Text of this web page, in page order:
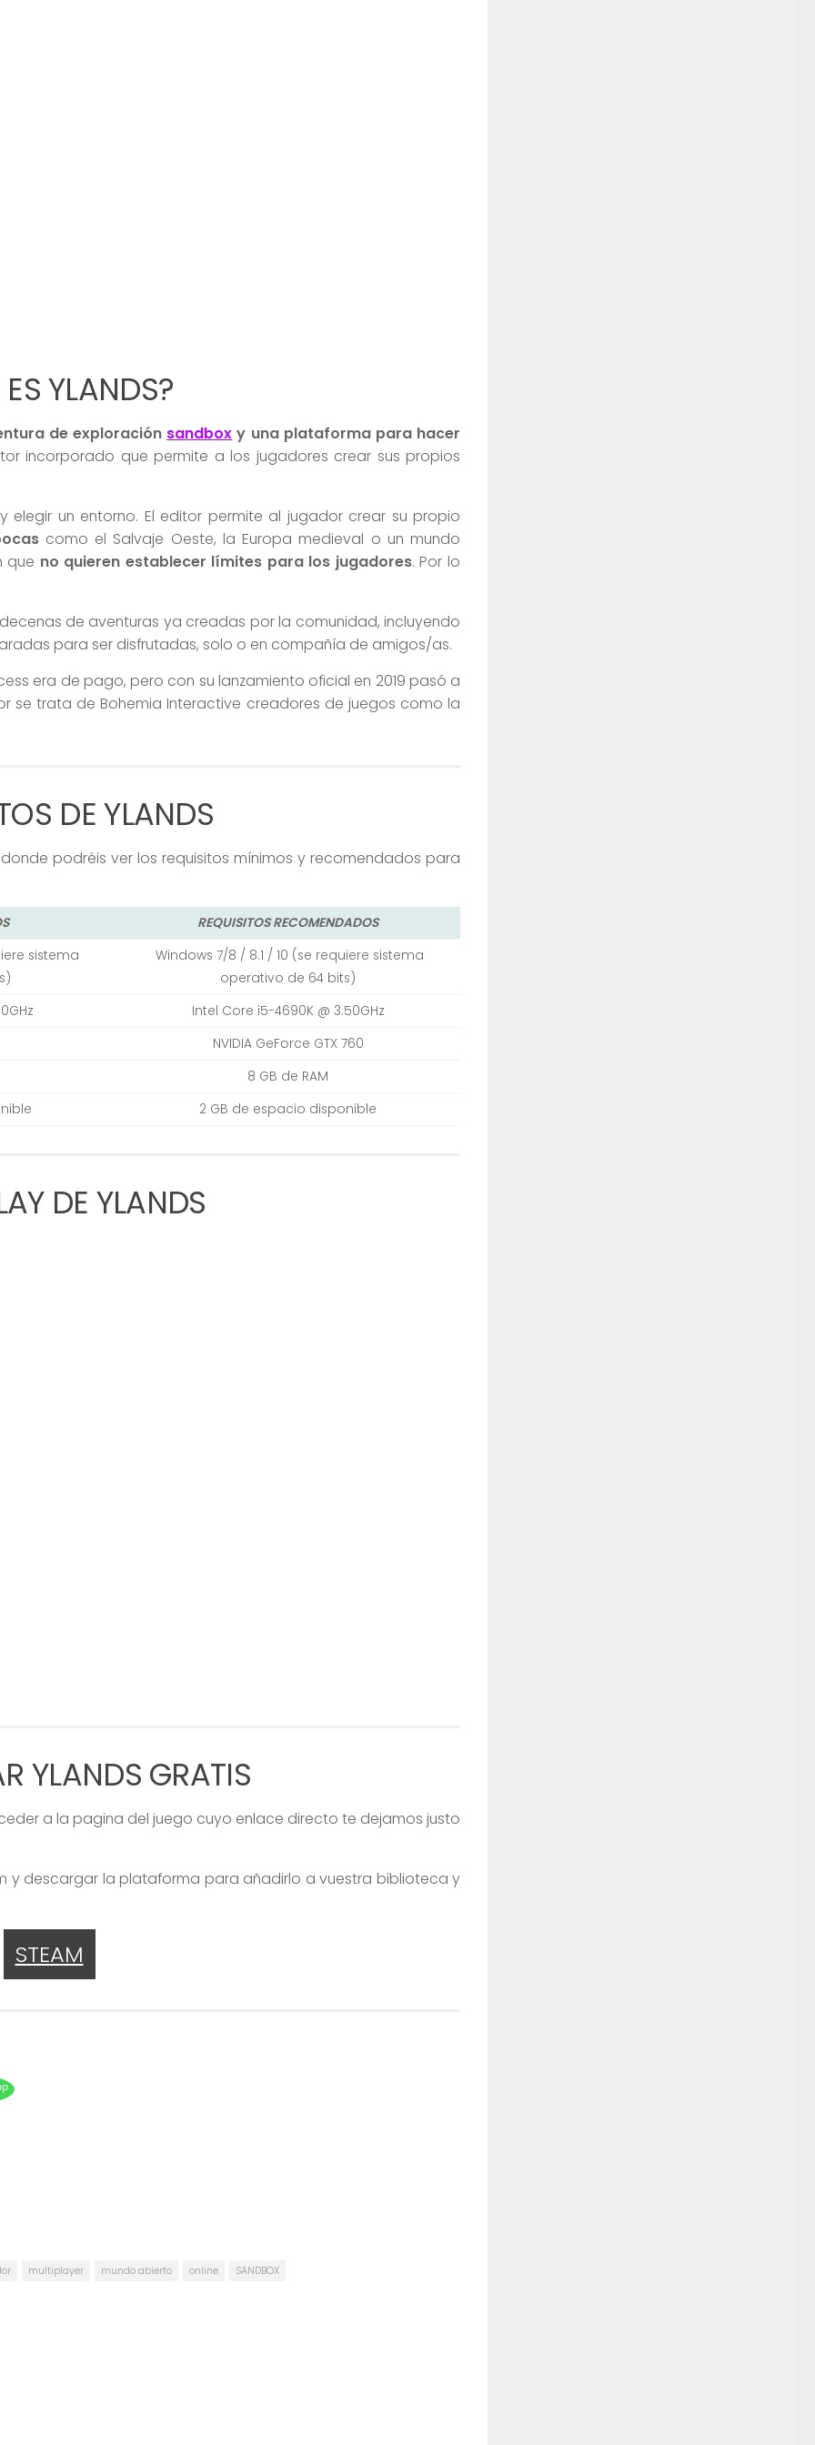
YLANDS?
de exploraciónsandbox y una plataforma para hacer
incorporado que permite a los jugadores crear sus propios
un entorno. El editor permite al jugador crear su propio
como el Salvaje Oeste, la Europa medieval o un mundo
que no quieren establecer límites para los jugadores. Por lo
de aventuras ya creadas por la comunidad, incluyendo
para ser disfrutadas, solo o en compañía de amigos/as.
era de pago, pero con su lanzamiento oficial en 2019 pasó a
se trata de Bohemia Interactive creadores de juegos como la
DE YLANDS
podréis ver los requisitos mínimos y recomendados para
REQUISITOS RECOMENDADOS
sistema
Windows 7/8 / 8.1 / 10 (se requiere sistema
operativo de 64 bits)
Intel Core i5-4690K @ 3.50GHz
NVIDIA GeForce GTX 760
8 GB de RAM
2 GB de espacio disponible
DE YLANDS
YLANDS GRATIS
a la pagina del juego cuyo enlace directo te dejamos justo
y descargar la plataforma para añadirlo a vuestra biblioteca y
STEAM
multiplayer mundo abierto online SANDBOX